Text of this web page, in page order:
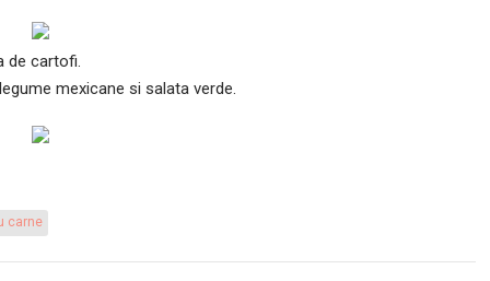
de cartofi.
mexicane si salata verde.
carne